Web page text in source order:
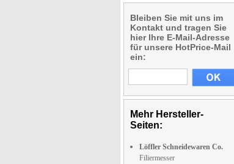
Bleiben Sie mit uns im
Kontakt und tragen Sie
hier Ihre E-Mail-Adresse
für unsere HotPrice-Mail
ein:
Mehr Hersteller-
Seiten:
Löffler Schneidewaren Co.
Filiermesser